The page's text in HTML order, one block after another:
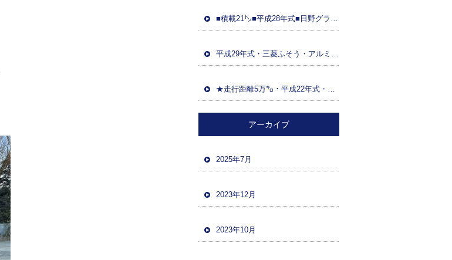
■積載21㌧■平成28年式■日野グラプ■平成28年式トレーラーダンプセット(コボレーン)■車検8年3月31日■距離95万㌔■ドラレコ■土砂ダンプ
平成29年式・三菱ふそう・アルミウイング(日本トレクス)・マニュアルF7・積載13600kg・距離86万㌔・380馬力・バックカメラ
★走行距離5万㌔・平成22年式・三菱ファイター・ハイジャッキセルフローダー・車検令和5年12月・バックカメラ・ツーデフ・積載10700kg★
アーカイブ
2025年7月
2023年12月
2023年10月